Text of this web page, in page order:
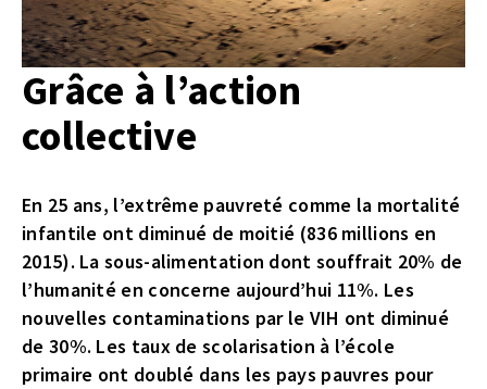
Grâce à l’action
collective
En 25 ans, l’extrême pauvreté comme la mortalité
infantile ont diminué de moitié (836 millions en
2015). La sous-alimentation dont souffrait 20% de
l’humanité en concerne aujourd’hui 11%. Les
nouvelles contaminations par le VIH ont diminué
de 30%. Les taux de scolarisation à l’école
primaire ont doublé dans les pays pauvres pour